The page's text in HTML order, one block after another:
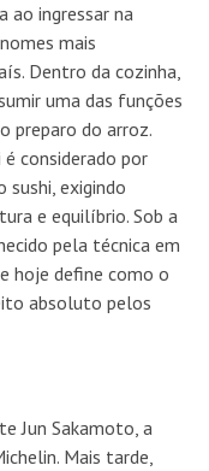
ao ingressar na
mais
Dentro da cozinha,
uma das funções
preparo do arroz.
considerado por
exigindo
e equilíbrio. Sob a
pela técnica em
hoje define como o
absoluto pelos
Jun Sakamoto, a
Mais tarde,